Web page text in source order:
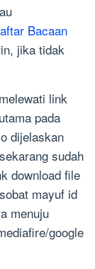
Bacaan
jika tidak
link
pada
dijelaskan
sudah
download file
mayuf id
menuju
google